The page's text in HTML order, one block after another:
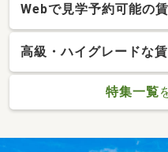
Webで見学予約可能の
高級・ハイグレードな
特集一覧